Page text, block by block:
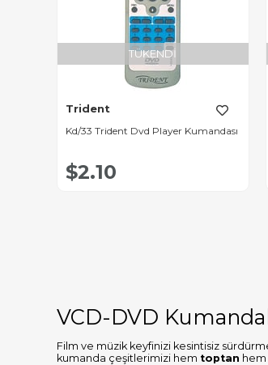
TÜKENDI
Trident
Kd/33 Trident Dvd Player Kumandası
$2.10
VCD-DVD
Film ve müzik keyfinizi kesintisiz
kumanda çeşitlerimizi hem toptan